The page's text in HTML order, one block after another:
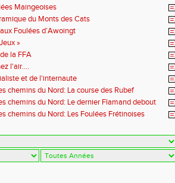
Maingeoises
du Monts des Cats
Foulées d’Awoingt
»
la FFA
l'air....
et de l'internaute
chemins du Nord: La course des Rubef
chemins du Nord: Le dernier Flamand debout
chemins du Nord: Les Foulées Frétinoises